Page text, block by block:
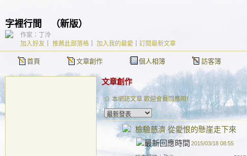
字裡行間 （新版）
首頁 文章創作 個人相簿 訪客簿
加入好友 推薦此部落格 加入我的最愛 訂閱最新文章
作家：丁泠
文章創作
☆ 本網誌文章 歡迎會員回應唷!
檢驗慈濟 從愛恨的懸崖走下來
2015/03/18 08:55